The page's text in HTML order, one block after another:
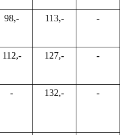
98,- 113,- -
112,- 127,- -
- 132,- -